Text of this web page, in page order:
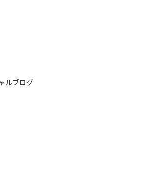
ルブログ